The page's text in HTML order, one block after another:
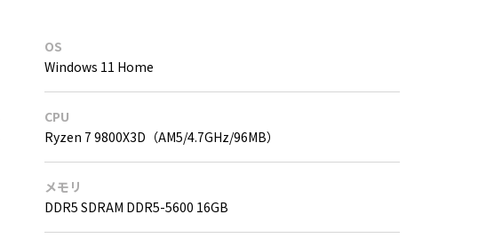
OS
Windows 11 Home
CPU
Ryzen 7 9800X3D（AM5/4.7GHz/96MB）
メモリ
DDR5 SDRAM DDR5-5600 16GB